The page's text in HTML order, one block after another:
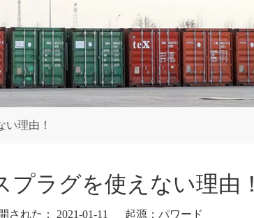
理由！
ラグを使えない理由！
れた： 2021-01-11 起源： パワード